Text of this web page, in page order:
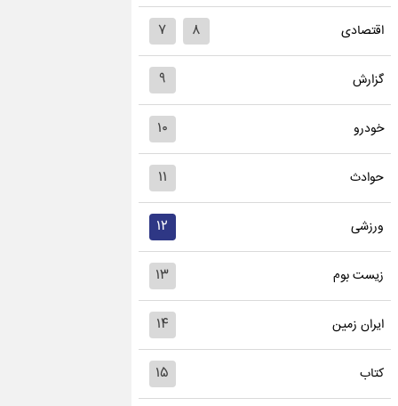
اقتصادی ۷ ۸
گزارش ۹
خودرو ۱۰
حوادث ۱۱
ورزشی ۱۲
زیست بوم ۱۳
ایران زمین ۱۴
کتاب ۱۵